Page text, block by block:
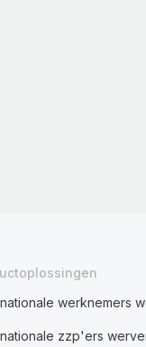
werknemers
zzp'ers